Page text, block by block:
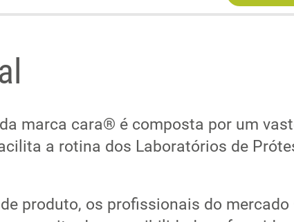
marca cara® é composta por um
a rotina dos Laboratórios de
produto, os profissionais do